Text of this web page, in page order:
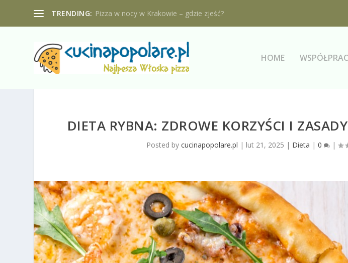
TRENDING: Pizza w nocy w Krakowie – gdzie zjeść?
HOME
DIETA RYBNA: ZDROWE KORZYŚCI I
Posted bycucinapopolare.pl | lut 21, 2025 | Dieta |0 |